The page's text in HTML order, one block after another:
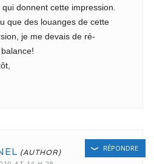
donnent cette impression.
que des louanges de cette
je me devais de ré-
RÉPONDRE